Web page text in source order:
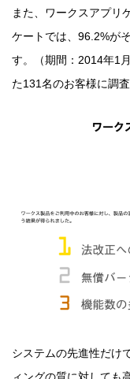
また、ワークスアプリ
ケートでは、96.2%が
す。（期間：2014年1
た131名のお客様に調査
システムの先進性だけ
ィングの質に対しても